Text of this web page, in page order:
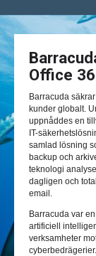
Office
Barracuda
kunder globalt.
uppnåddes en
IT-
samlad lösning
backup och
teknologi
dagligen och
email.
Barracuda var
artificiell
verksamheter
cyberbedrägerier.